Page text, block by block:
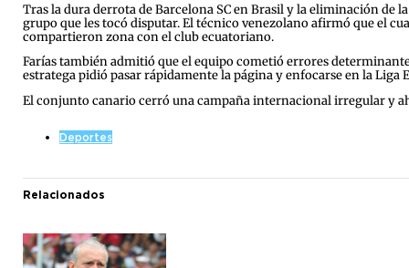
Tras la dura derrota de Barcelona SC en Brasil y la eliminación de
grupo que les tocó disputar. El técnico venezolano afirmó que el
compartieron zona con el club ecuatoriano.
Farías también admitió que el equipo cometió errores
estratega pidió pasar rápidamente la página y enfocarse en la Liga
El conjunto canario cerró una campaña internacional irregular y
Deportes
Relacionados